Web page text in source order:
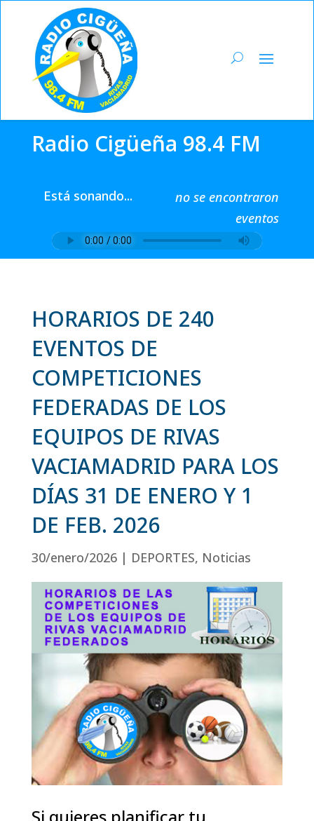
Radio Cigüeña 98.4 FM
Está sonando...
no se encontraron
eventos
HORARIOS DE 240
EVENTOS DE
COMPETICIONES
FEDERADAS DE LOS
EQUIPOS DE RIVAS
VACIAMADRID PARA LOS
DÍAS 31 DE ENERO Y 1
DE FEB. 2026
30/enero/2026| DEPORTES, Noticias